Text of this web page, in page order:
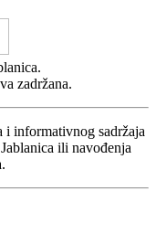
zadržana.
i informativnog sadržaja
ili navođenja